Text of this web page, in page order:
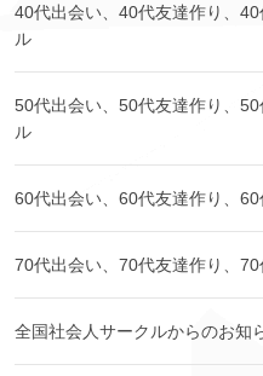
40代出会い、40代友達作り、
ル
50代出会い、50代友達作り、
ル
60代出会い、60代友達作り、
70代出会い、70代友達作り、
全国社会人サークルからのお知